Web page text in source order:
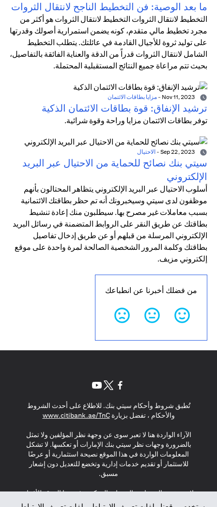
ما بعد الوصية: فن التخطيط الناجح لانتقال الثروات
التخطيط لانتقال الثروات التخطيط لانتقال الثروات هو أكثر من
مجرد تخطيط مالي متقدم، كونه يضمن استمرارية أصولك وقدرتها
على توليد ثروة للأجيال القادمة في عائلتك. يتطلب التخطيط
الشامل لانتقال الثروات قدراً من الدقة والعناية الفائقة بالتفاصيل،
بحيث تتم مراعاة جميع النتائج المستقبلية المحتملة.
- مزايا بطاقات الائتمان
ترشيد الإنفاق: قوة بطاقات الائتمان الذكية
توفر بطاقات الائتمان مزايا وراحة وقوة شرائية.
- الاحتيال
سيتي بنك نصائح للحماية من الاحتيال عبر البريد
الإلكتروني
أسلوب الاحتيال عبر البريد الإلكتروني يتظاهر المحتالون بأنهم
موظفون لدى سيتي وسيخبرونك أنه تم حظر بطاقتك الائتمانية
بسبب معاملات غير مصرح بها. سيطلبون منك إعادة تنشيط
بطاقتك عن طريق النقر على الروابط المتضمنة في رسائل البريد
الإلكتروني المرسلة من قبلهم أو عن طريق إدخال تفاصيل
بطاقتك وكلمة المرور الشخصية الصالحة لمرة واحدة على موقع
إلكتروني مزيف.
من فضلك أخبرنا عن انطباعك
تُطبق شروط وأحكام سيتي بنك. للاطلاع على أحدث الشروط
والأحكام ، تفضل بزيارةwww.citibank.ae/TnC
(opens in a new tab)
الآراء الواردة هنا لا تعبر سوى عن وجهة نظر المؤلفين ولا تمثل
بالضرورة وجهات نظر سيتي بنك الإمارات أو تعكسها. لا تشكل
المعلومات الواردة في هذا الموقع نصيحة استثمارية أو عرضًا
للاستثمار أو تقديم خدمات إدارية وتخضع للتعديل دون إشعار
مسبق.
لا يتم تقديم المنتجات والخدمات المذكورة في هذا الموقع للأفراد
المقيمين في الاتحاد الأوروبي أو المنطقة الاقتصادية الأوروبية أو